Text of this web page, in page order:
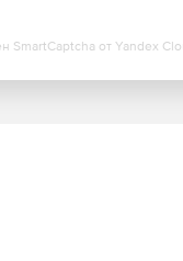
SmartCaptcha от Yandex